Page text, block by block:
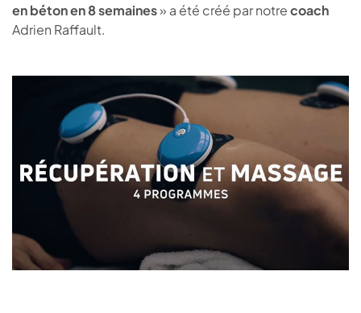
en béton en 8 semaines» a été créé par notrecoach
Adrien Raffault.